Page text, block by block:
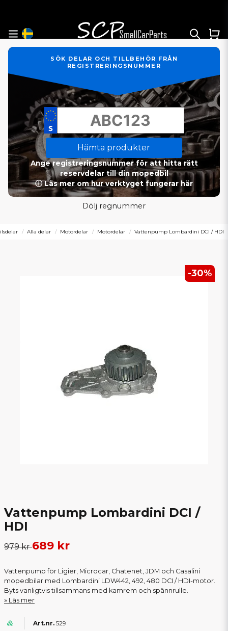
SÖK DELAR OCH TILLBEHÖR FRÅN
REGISTRERINGSNUMMER
Hämta produkter
Ange registreringsnummer för att hitta rätt
reservdelar till din mopedbil
ⓘ Läs mer om hur verktyget fungerar här
Dölj regnummer
Alla delar Motordelar Motordelar Vattenpump Lombardini DCI / HDI
-30%
Vattenpump Lombardini DCI /
HDI
979 kr689 kr
Vattenpump för Ligier, Microcar, Chatenet, JDM och Casalini
mopedbilar med Lombardini LDW442, 492, 480 DCI / HDI-motor.
Byts vanligtvis tillsammans med kamrem och spännrulle.
Läs mer
529